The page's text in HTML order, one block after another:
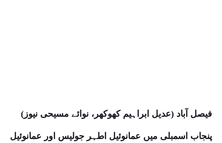
فیصل آباد (عدیل ابراہیم کھوکھر، نوائے مسیحی نیوز)
پنجاب اسمبلی میں عمانوئیل اطہر جولیس اور عمانوئیل